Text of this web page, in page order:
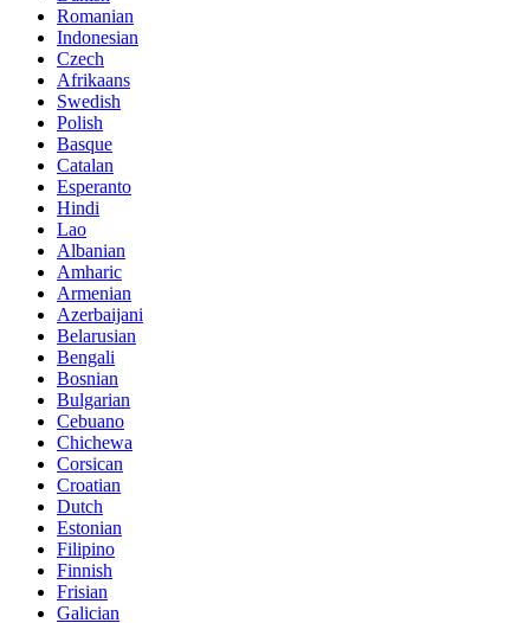
Romanian
Indonesian
Czech
Afrikaans
Swedish
Polish
Basque
Catalan
Esperanto
Hindi
Lao
Albanian
Amharic
Armenian
Azerbaijani
Belarusian
Bengali
Bosnian
Bulgarian
Cebuano
Chichewa
Corsican
Croatian
Dutch
Estonian
Filipino
Finnish
Frisian
Galician